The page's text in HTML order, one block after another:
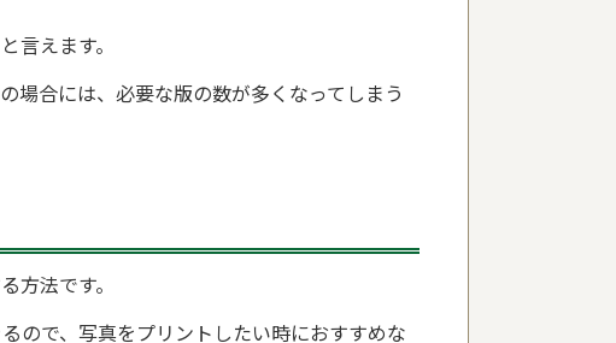
言えます。
場合には、必要な版の数が多くなってしまう
方法です。
ので、写真をプリントしたい時におすすめな